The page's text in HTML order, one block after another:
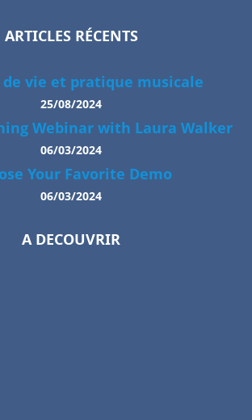
ARTICLES RÉCENTS
de vie et pratique musicale
25/08/2024
Webinar with Laura Walker
06/03/2024
Your Favorite Demo
06/03/2024
A DECOUVRIR